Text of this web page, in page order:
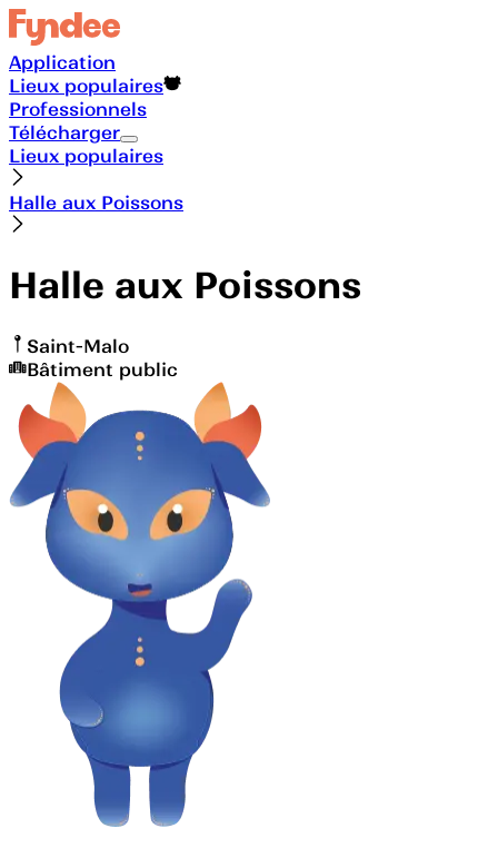
Application
Lieux populaires
Professionnels
Télécharger
Lieux populaires
Halle aux Poissons
Halle aux Poissons
Saint-Malo
Bâtiment public